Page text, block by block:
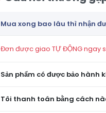
Mua xong bao lâu thì nhận
Đơn được giao TỰ ĐỘNG ngay
Sản phẩm có được bảo hành
Tôi thanh toán bằng cách